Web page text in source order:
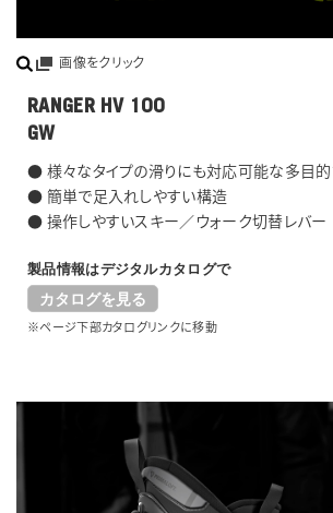
画像をクリック
RANGER HV 100
GW
● 様々なタイプの滑りにも対応可能な多目
● 簡単で足入れしやすい構造
● 操作しやすいスキー／ウォーク切替レバー
製品情報はデジタルカタログで
カタログを見る
※ページ下部カタログリンクに移動